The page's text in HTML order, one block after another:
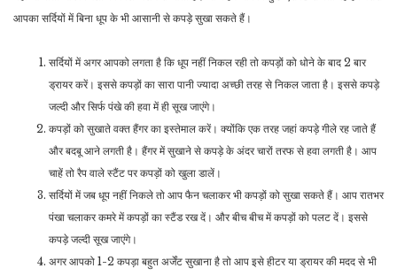
आपका सर्दियों में बिना धूप के भी आसानी से कपड़े सुखा सकते हैं।
सर्दियों में अगर आपको लगता है कि धूप नहीं निकल रही तो कपड़ों को धोने के बाद 2 बार
ड्रायर करें। इससे कपड़ों का सारा पानी ज्यादा अच्छी तरह से निकल जाता है। इससे कपड़े
जल्दी और सिर्फ पंखे की हवा में ही सूख जाएंगे।
कपड़ों को सुखाते वक्त हैंगर का इस्तेमाल करें। क्योंकि एक तरह जहां कपड़े गीले रह जाते हैं
और बदबू आने लगती है। हैंगर में सुखाने से कपड़े के अंदर चारों तरफ से हवा लगती है। आप
चाहें तो रैप वाले स्टैंट पर कपड़ों को खुला डालें।
सर्दियों में जब धूप नहीं निकले तो आप फैन चलाकर भी कपड़ों को सुखा सकते हैं। आप रातभर
पंखा चलाकर कमरे में कपड़ों का स्टैंड रख दें। और बीच बीच में कपड़ों को पलट दें। इससे
कपड़े जल्दी सूख जाएंगे।
अगर आपको 1-2 कपड़ा बहुत अर्जेंट सुखाना है तो आप इसे हीटर या ड्रायर की मदद से भी